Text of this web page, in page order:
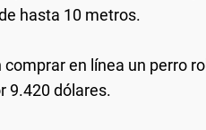
hasta 10 metros.
en línea un perro
9.420 dólares.